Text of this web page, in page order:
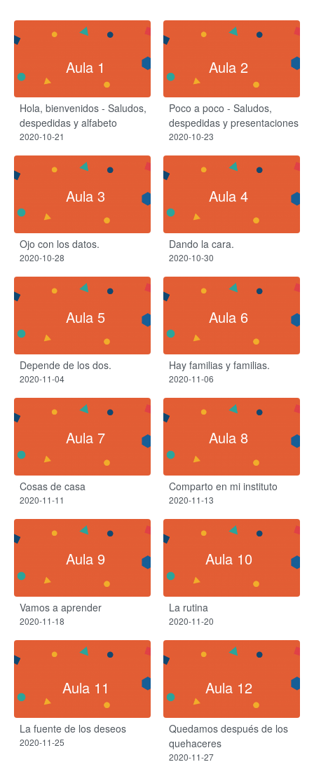
Aula 1
Hola, bienvenidos - Saludos,
despedidas y alfabeto
2020-10-21
Aula 2
Poco a poco - Saludos,
despedidas y presentaciones
2020-10-23
Aula 3
Ojo con los datos.
2020-10-28
Aula 4
Dando la cara.
2020-10-30
Aula 5
Depende de los dos.
2020-11-04
Aula 6
Hay familias y familias.
2020-11-06
Aula 7
Cosas de casa
2020-11-11
Aula 8
Comparto en mi instituto
2020-11-13
Aula 9
Vamos a aprender
2020-11-18
Aula 10
La rutina
2020-11-20
Aula 11
La fuente de los deseos
2020-11-25
Aula 12
Quedamos después de los
quehaceres
2020-11-27